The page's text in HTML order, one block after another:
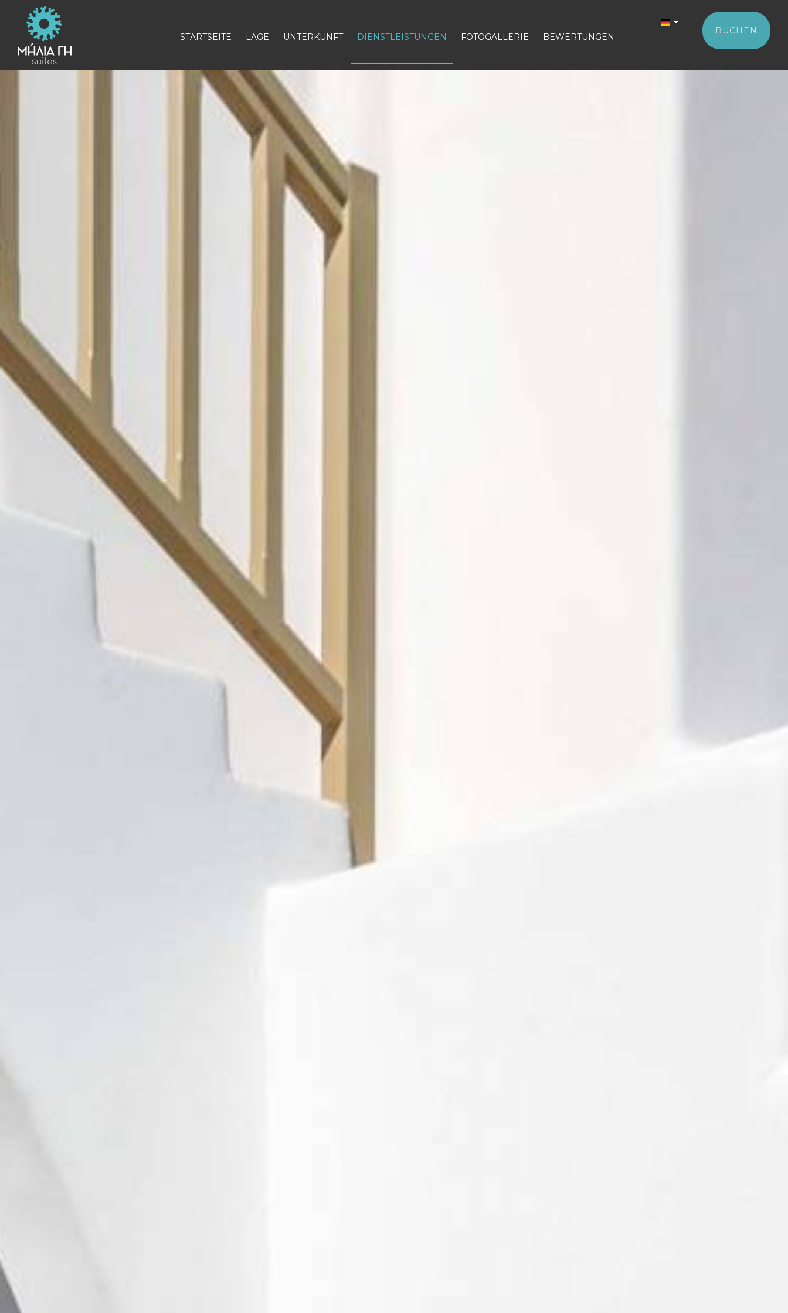
BUCHEN
STARTSEITE LAGE UNTERKUNFT DIENSTLEISTUNGEN FOTOGALLERIE BEWERTUNGEN